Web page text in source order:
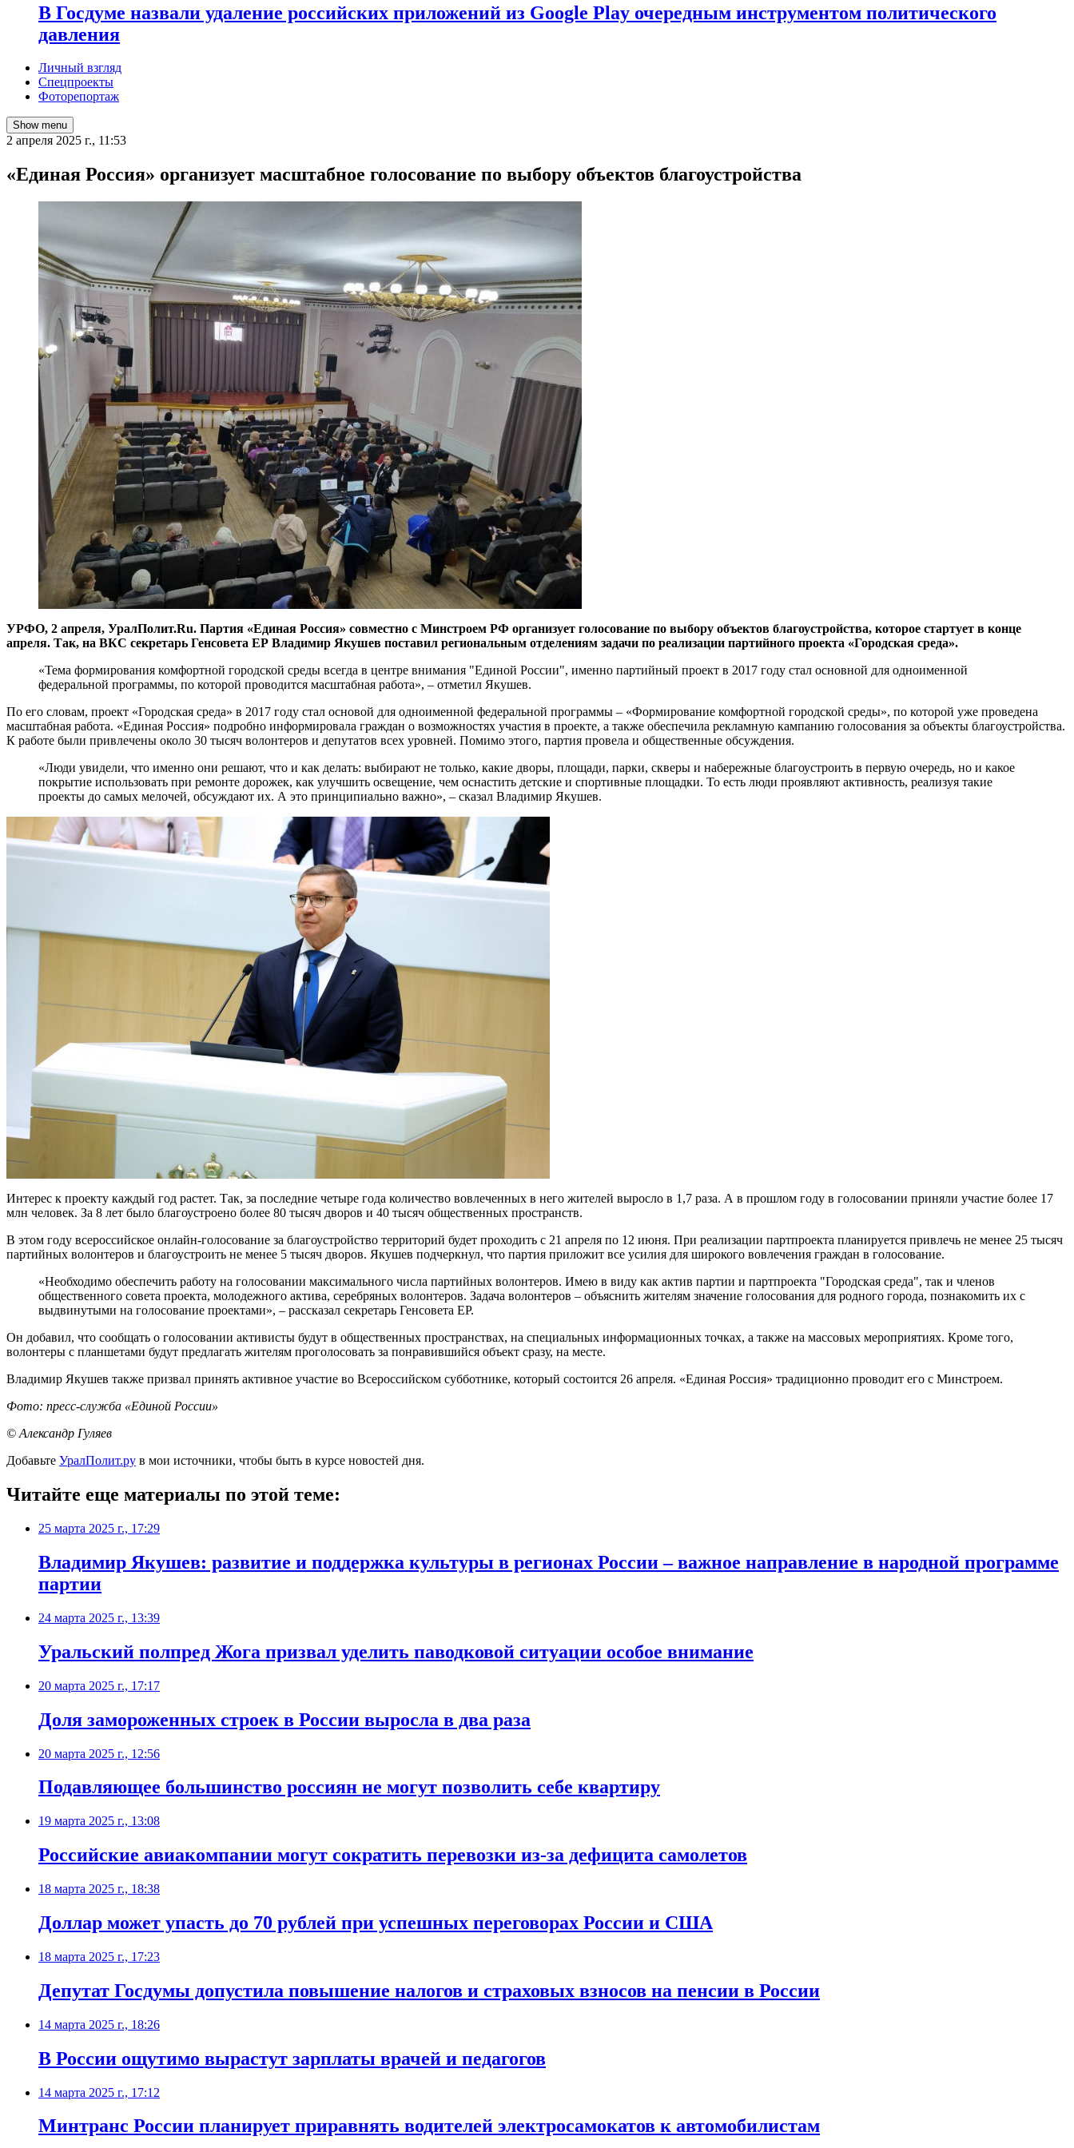
В Госдуме назвали удаление российских приложений из Google Play очередным инструментом политического
давления
Личный взгляд
Спецпроекты
Фоторепортаж
Show menu
2 апреля 2025 г., 11:53
«Единая Россия» организует масштабное голосование по выбору объектов благоустройства
УРФО, 2 апреля, УралПолит.Ru. Партия «Единая Россия» совместно с Минстроем РФ организует голосование по выбору объектов благоустройства, которое стартует в конце
апреля. Так, на ВКС секретарь Генсовета ЕР Владимир Якушев поставил региональным отделениям задачи по реализации партийного проекта «Городская среда».
«Тема формирования комфортной городской среды всегда в центре внимания "Единой России", именно партийный проект в 2017 году стал основной для одноименной
федеральной программы, по которой проводится масштабная работа», – отметил Якушев.
По его словам, проект «Городская среда» в 2017 году стал основой для одноименной федеральной программы – «Формирование комфортной городской среды», по которой уже проведена
масштабная работа. «Единая Россия» подробно информировала граждан о возможностях участия в проекте, а также обеспечила рекламную кампанию голосования за объекты благоустройства.
К работе были привлечены около 30 тысяч волонтеров и депутатов всех уровней. Помимо этого, партия провела и общественные обсуждения.
«Люди увидели, что именно они решают, что и как делать: выбирают не только, какие дворы, площади, парки, скверы и набережные благоустроить в первую очередь, но и какое
покрытие использовать при ремонте дорожек, как улучшить освещение, чем оснастить детские и спортивные площадки. То есть люди проявляют активность, реализуя такие
проекты до самых мелочей, обсуждают их. А это принципиально важно», – сказал Владимир Якушев.
Интерес к проекту каждый год растет. Так, за последние четыре года количество вовлеченных в него жителей выросло в 1,7 раза. А в прошлом году в голосовании приняли участие более 17
млн человек. За 8 лет было благоустроено более 80 тысяч дворов и 40 тысяч общественных пространств.
В этом году всероссийское онлайн-голосование за благоустройство территорий будет проходить с 21 апреля по 12 июня. При реализации партпроекта планируется привлечь не менее 25 тысяч
партийных волонтеров и благоустроить не менее 5 тысяч дворов. Якушев подчеркнул, что партия приложит все усилия для широкого вовлечения граждан в голосование.
«Необходимо обеспечить работу на голосовании максимального числа партийных волонтеров. Имею в виду как актив партии и партпроекта "Городская среда", так и членов
общественного совета проекта, молодежного актива, серебряных волонтеров. Задача волонтеров – объяснить жителям значение голосования для родного города, познакомить их с
выдвинутыми на голосование проектами», – рассказал секретарь Генсовета ЕР.
Он добавил, что сообщать о голосовании активисты будут в общественных пространствах, на специальных информационных точках, а также на массовых мероприятиях. Кроме того,
волонтеры с планшетами будут предлагать жителям проголосовать за понравившийся объект сразу, на месте.
Владимир Якушев также призвал принять активное участие во Всероссийском субботнике, который состоится 26 апреля. «Единая Россия» традиционно проводит его с Минстроем.
Фото: пресс-служба «Единой России»
© Александр Гуляев
Добавьте УралПолит.ру в мои источники, чтобы быть в курсе новостей дня.
Читайте еще материалы по этой теме:
25 марта 2025 г., 17:29
Владимир Якушев: развитие и поддержка культуры в регионах России – важное направление в народной программе
партии
24 марта 2025 г., 13:39
Уральский полпред Жога призвал уделить паводковой ситуации особое внимание
20 марта 2025 г., 17:17
Доля замороженных строек в России выросла в два раза
20 марта 2025 г., 12:56
Подавляющее большинство россиян не могут позволить себе квартиру
19 марта 2025 г., 13:08
Российские авиакомпании могут сократить перевозки из-за дефицита самолетов
18 марта 2025 г., 18:38
Доллар может упасть до 70 рублей при успешных переговорах России и США
18 марта 2025 г., 17:23
Депутат Госдумы допустила повышение налогов и страховых взносов на пенсии в России
14 марта 2025 г., 18:26
В России ощутимо вырастут зарплаты врачей и педагогов
14 марта 2025 г., 17:12
Минтранс России планирует приравнять водителей электросамокатов к автомобилистам